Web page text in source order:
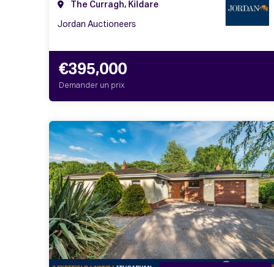
The Curragh, Kildare
Jordan Auctioneers
€395,000
Demander un prix